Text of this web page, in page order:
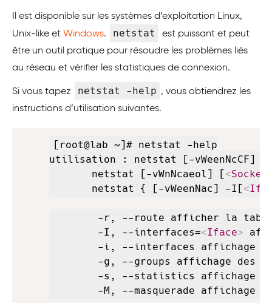
Il est disponible sur les systèmes d’exploitation Linux,
Unix-like et Windows. netstat
est puissant et peut
être un outil pratique pour résoudre les problèmes liés
au réseau et vérifier les statistiques de connexion.
Si vous tapez netstat -help , vous obtiendrez les
instructions d’utilisation suivantes.
[root@lab ~]# netstat -help
utilisation : netstat [-vWeenNcCF] [
       netstat [-vWnNcaeol] [
<Socket
       netstat { [-vWeenNac] -I[
<
-r, --route afficher la
        -I, --interfaces=
<Iface>
-i, --interfaces affichage
-g, --groups affichage des
-s, --statistics affichage
-M, --masquerade affichage